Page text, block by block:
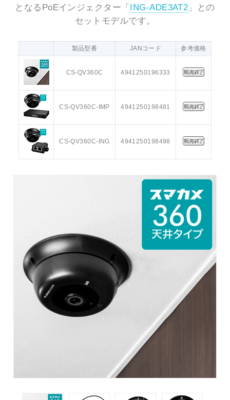
となるPoEインジェクター「 ING-ADE3AT2 」との
セットモデルです。
製品型番 JANコード 参考価格
CS-QV360C 4941250196333
CS-QV360C-IMP 4941250198481
CS-QV360C-ING 4941250198498